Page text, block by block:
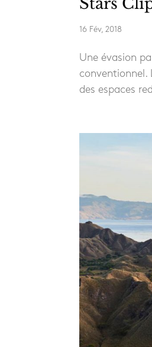
16 Fév, 2018
Une évasion
conventionnel.
des espaces